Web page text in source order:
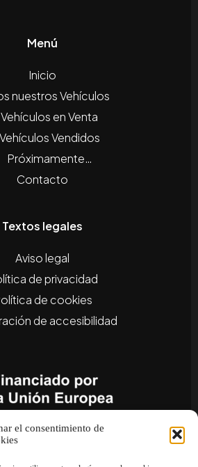
el consentimiento de
Menú
Inicio
nuestros Vehículos
Vehículos en Venta
Vehículos Vendidos
Próximamente…
Contacto
Textos legales
Aviso legal
de privacidad
de cookies
de accesibilidad